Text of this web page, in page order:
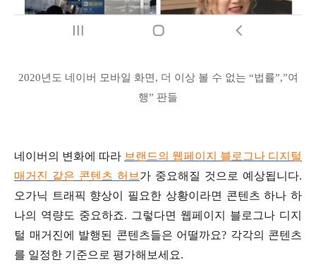
2020년도 네이버 모바일 화면, 더 이상 볼 수 없는 “법률”,”여
행” 판들
네이버의 변화에 따라 브랜드의 웹페이지 블로그나 디지털
매거진 같은 콘텐츠 허브 가 중요해질 것으로 예상됩니다.
오가닉 트래픽 향상이 필요한 상황이라면 콘텐츠 하나 하
나의 역량도 중요하죠. 그렇다면 웹페이지 블로그나 디지
털 매거진에 발행된 콘텐츠들은 어떨까요? 각각의 콘텐츠
를 일정한 기준으로 평가해보세요.